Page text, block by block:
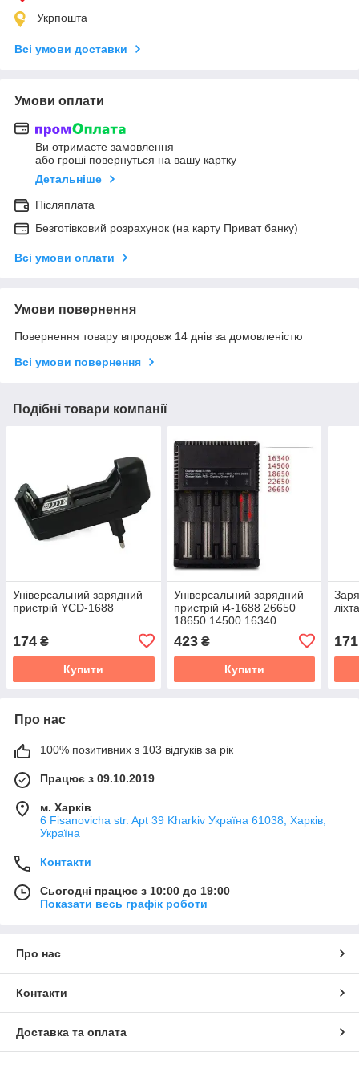
Укрпошта
Всі умови доставки
Умови оплати
Ви отримаєте замовлення
або гроші повернуться на вашу картку
Детальніше
Післяплата
Безготівковий розрахунок (на карту Приват банку)
Всі умови оплати
Умови повернення
Повернення товару впродовж 14 днів за домовленістю
Всі умови повернення
Подібні товари компанії
Універсальний зарядний
пристрій YCD-1688
174 ₴
Купити
Універсальний зарядний
пристрій i4-1688 26650
18650 14500 16340
423₴
Купити
171
Про нас
100% позитивних з 103 відгуків за рік
Працює з 09.10.2019
м. Харків
6 Fisanovicha str. Apt 39 Kharkiv Україна 61038, Харків,
Україна
Контакти
Сьогодні працює з 10:00 до 19:00
Показати весь графік роботи
Про нас
Контакти
Доставка та оплата